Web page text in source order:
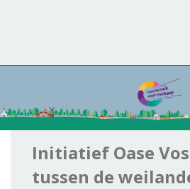
Initiatief Oase
tussen de